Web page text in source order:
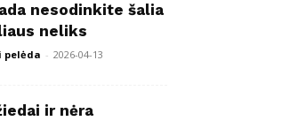
nesodinkite šalia
neliks
pelėda - 2026-04-13
ir nėra